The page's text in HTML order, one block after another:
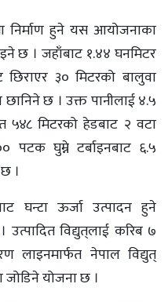
निर्माण हुने यस आयोजनाका
छ । जहाँबाट १.४४ घनमिटर
छिराएर ३० मिटरको बालुवा
छानिने छ । उक्त पानीलाई ४.५
५४८ मिटरको हेडबाट २ वटा
पटक घुम्ने टर्बाइनबाट ६.५
।
घन्टा ऊर्जा उत्पादन हुने
विद्युत्‌लाई करिब ७
लाइनमार्फत नेपाल विद्युत्
योजना छ ।